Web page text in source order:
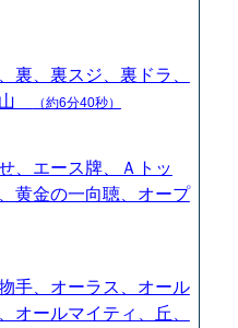
裏、裏スジ、裏ドラ、
山
（約6分40秒）
、エース牌、Ａトッ
黄金の一向聴、オープ
手、オーラス、オール
オールマイティ、丘、